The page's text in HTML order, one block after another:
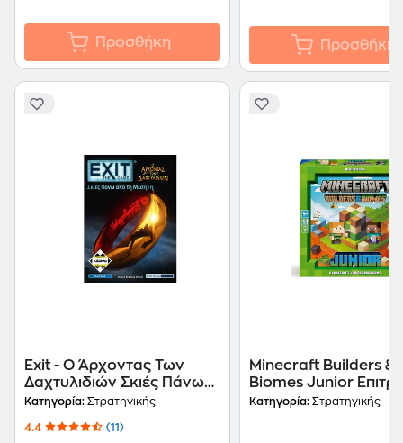
Προσθήκη Προσθήκη
Exit - Ο Άρχοντας Των
Δαχτυλιδιών Σκιές Πάνω
Απο Τη Μέση Γη
Κατηγορία: Στρατηγικής
4.4 (11)
Minecraft Builders &
Biomes Junior
(Ravensburger)
Κατηγορία: Στρατηγικής